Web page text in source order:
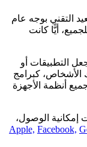
بوجه عام
أيًّا كانت
التطبيقات أو
كبرامج
أنظمة الأجهزة
الوصول،
Apple, Facebook,